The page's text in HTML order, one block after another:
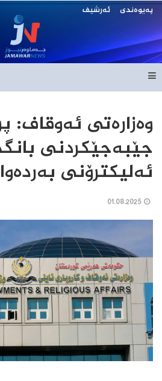
پەیوەندی ئەرشیف
وەزارەتی ئەوقاف:
جێبەجێکردنی
ئەلیکترۆنی